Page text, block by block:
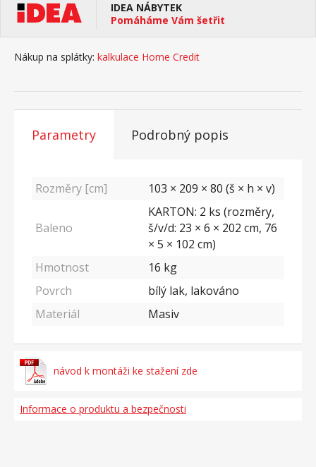
IDEA NÁBYTEK
Pomáháme Vám šetřit
Nákup na splátky: kalkulace Home Credit
Parametry Podrobný popis
Rozměry [cm] 103 × 209 × 80 (š × h × v)
Baleno
KARTON: 2 ks (rozměry,
š/v/d: 23 × 6 × 202 cm, 76
× 5 × 102 cm)
Hmotnost
16 kg
Povrch
bílý lak, lakováno
Materiál
Masiv
návod k montáži ke stažení zde
Informace o produktu a bezpečnosti